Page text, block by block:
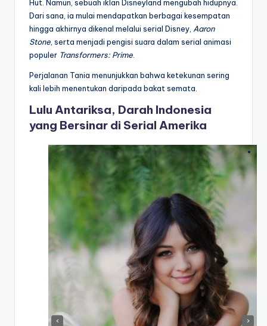
Hut. Namun, sebuah iklan Disneyland mengubah hidupnya.
Dari sana, ia mulai mendapatkan berbagai kesempatan
hingga akhirnya dikenal melalui serial Disney, Aaron
Stone , serta menjadi pengisi suara dalam serial animasi
populer Transformers: Prime
Perjalanan Tania menunjukkan bahwa ketekunan sering
kali lebih menentukan daripada bakat semata.
Lulu Antariksa, Darah Indonesia
yang Bersinar di Serial Amerika
‹ ›